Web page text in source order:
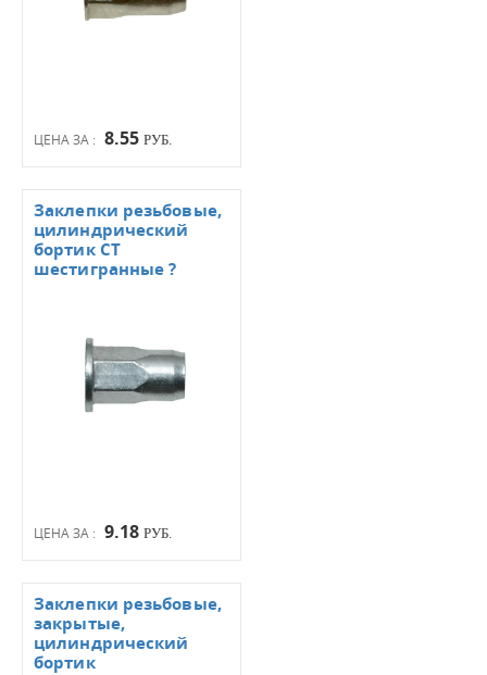
ЦЕНА ЗА : 8.55 РУБ.
ЦЕНА ЗА : 9.18 РУБ.
Заклепки резьбовые,
цилиндрический
бортик СТ
шестигранные ?
Заклепки резьбовые,
закрытые,
цилиндрический
бортик